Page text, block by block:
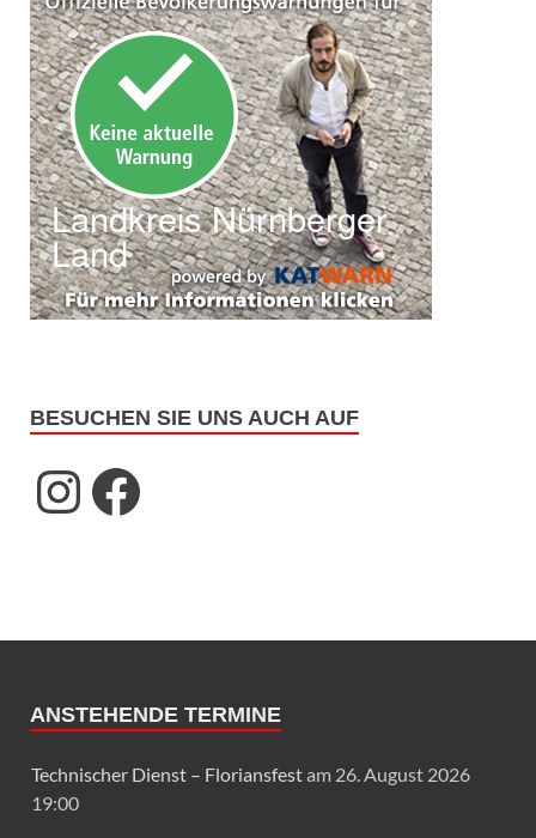
BESUCHEN SIE UNS AUCH AUF
ANSTEHENDE TERMINE
Technischer Dienst – Floriansfestam 26. August 2026
19:00